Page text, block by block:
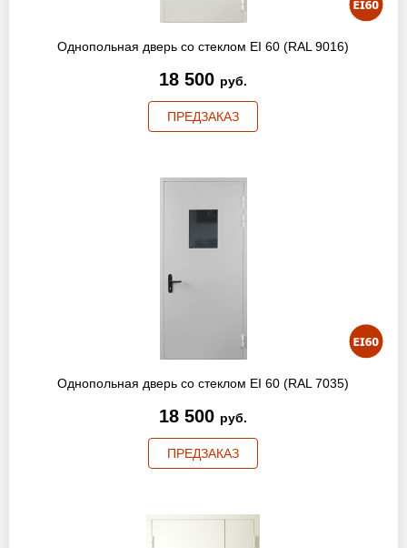
Однопольная дверь со стеклом EI 60 (RAL 9016)
18 500 руб.
ПРЕДЗАКАЗ
Однопольная дверь со стеклом EI 60 (RAL 7035)
18 500 руб.
ПРЕДЗАКАЗ